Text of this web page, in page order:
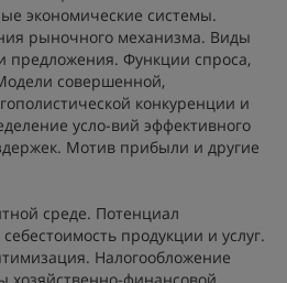
экономические системы.
рыночного механизма. Виды
предложения. Функции спроса,
совершенной,
конкуренции и
усло-вий эффективного
Мотив прибыли и другие
среде. Потенциал
продукции и услуг.
Налогообложение